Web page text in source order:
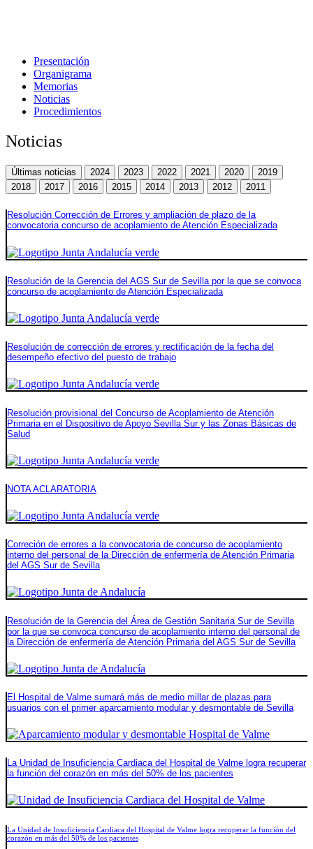
Presentación
Organigrama
Memorias
Noticias
Procedimientos
Noticias
Últimas noticias 2024 2023 2022 2021 2020
2019
2018
2017 2016 2015 2014 2013 2012 2011
Resolución Corrección de Errores y ampliación de plazo de la
convocatoria concurso de acoplamiento de Atención Especializada
Resolución de la Gerencia del AGS Sur de Sevilla por la que se convoca
concurso de acoplamiento de Atención Especializada
Resolución de corrección de errores y rectificación de la fecha del
desempeño efectivo del puesto de trabajo
Resolución provisional del Concurso de Acoplamiento de Atención
Primaria en el Dispositivo de Apoyo Sevilla Sur y las Zonas Básicas de
Salud
NOTA ACLARATORIA
Correción de errores a la convocatoria de concurso de acoplamiento
interno del personal de la Dirección de enfermería de Atención Primaria
del AGS Sur de Sevilla
Resolución de la Gerencia del Área de Gestión Sanitaria Sur de Sevilla
por la que se convoca concurso de acoplamiento interno del personal de
la Dirección de enfermería de Atención Primaria del AGS Sur de Sevilla
El Hospital de Valme sumará más de medio millar de plazas para
usuarios con el primer aparcamiento modular y desmontable de Sevilla
La Unidad de Insuficiencia Cardiaca del Hospital de Valme logra recuperar
la función del corazón en más del 50% de los pacientes
La Unidad de Insuficiencia Cardiaca del Hospital de Valme logra recuperar la función del
corazón en más del 50% de los pacientes